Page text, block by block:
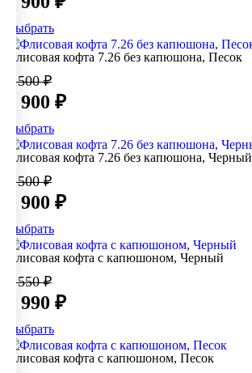
Выбрать
Флисовая кофта 7.26 без капюшона, Песок
4 500 ₽
3 900 ₽
Выбрать
Флисовая кофта 7.26 без капюшона, Черный
4 500 ₽
3 900 ₽
Выбрать
Флисовая кофта с капюшоном, Черный
5 550 ₽
3 990 ₽
Выбрать
Флисовая кофта с капюшоном, Песок